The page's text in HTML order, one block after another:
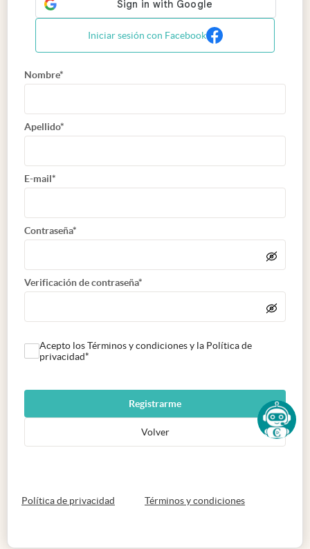
Iniciar sesión con Facebook
Nombre*
Apellido*
E-mail*
Contraseña*
Verificación de contraseña*
Acepto los Términos y condiciones y la Política de
privacidad*
Registrarme
Volver
Política de privacidad abre en nueva pestaña
Términos y condicionesabre en nueva